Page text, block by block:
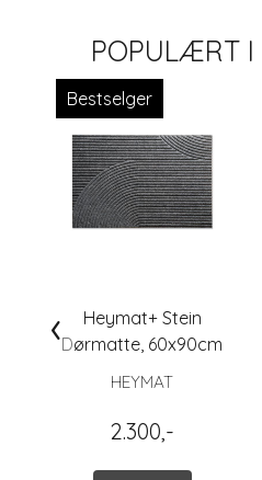
POPULÆRT I
Bestselger
Heymat+ Stein
Dørmatte, 60x90cm
HEYMAT
2.300,-
‹